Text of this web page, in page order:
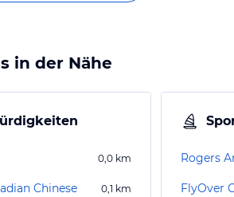
in der Nähe
0,0 km
Chinese 0,1 km
Rogers
FlyOver